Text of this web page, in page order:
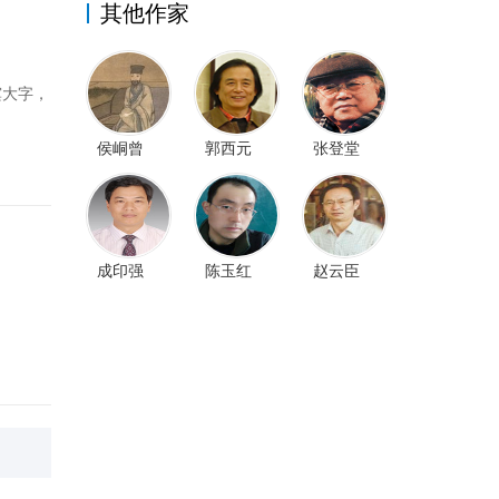
字，
其他作家
侯峒曾 郭西元 张登堂
成印强 陈玉红 赵云臣